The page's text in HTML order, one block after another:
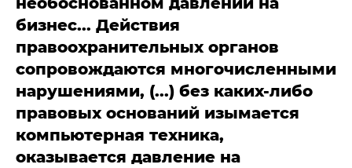
бизнес... Действия
правоохранительных органов
сопровождаются многочисленными
нарушениями, (...) без каких-либо
правовых оснований изымается
компьютерная техника,
оказывается давление на